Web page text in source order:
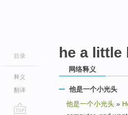
目录
释义
翻译
he a little
网络释义
他是一个小光头
他是一个小光头 »